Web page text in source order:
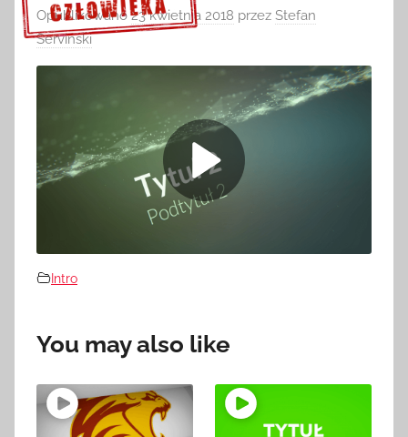
Sprawdź szczegóły >>>
Opublikowano23 kwietnia 2018 przez Stefan
Serviński
Intro
You may also like